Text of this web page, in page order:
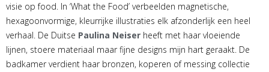
visie op food. In ‘What the Food’ verbeelden magnetische,
hexagoonvormige, kleurrijke illustraties elk afzonderlijk een heel
verhaal. De Duitse Paulina Neiser heeft met haar vloeiende
lijnen, stoere materiaal maar fijne designs mijn hart geraakt. De
badkamer verdient haar bronzen, koperen of messing collectie